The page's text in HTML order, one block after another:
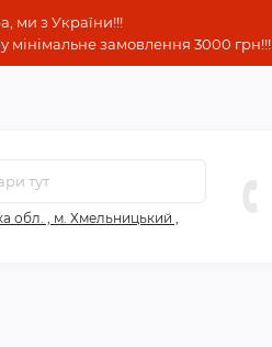
ми з України!!!
мінімальне замовлення 3000 грн!!!
обл. , м. Хмельницький ,